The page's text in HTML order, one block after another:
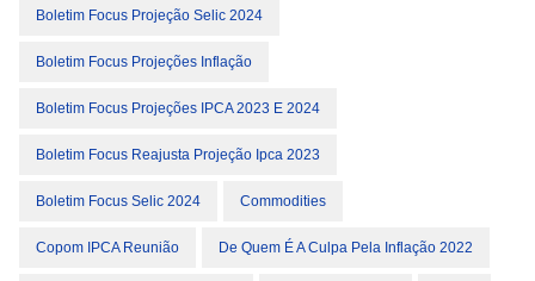
Boletim Focus Projeção Selic 2024
Boletim Focus Projeções Inflação
Boletim Focus Projeções IPCA 2023 E 2024
Boletim Focus Reajusta Projeção Ipca 2023
Boletim Focus Selic 2024 Commodities
Copom IPCA Reunião De Quem É A Culpa Pela Inflação 2022